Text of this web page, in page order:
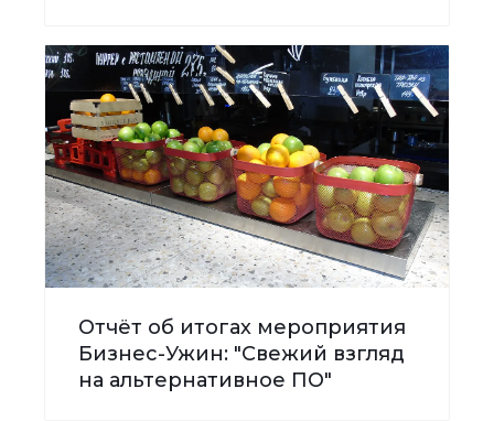
Отчёт об итогах мероприятия
Бизнес-Ужин: "Свежий взгляд
на альтернативное ПО"